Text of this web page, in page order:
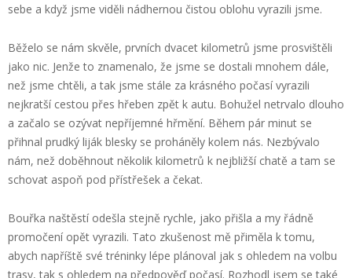
sebe a když jsme viděli nádhernou čistou oblohu vyrazili jsme.
Běželo se nám skvěle, prvních dvacet kilometrů jsme prosvištěli
jako nic. Jenže to znamenalo, že jsme se dostali mnohem dále,
než jsme chtěli, a tak jsme stále za krásného počasí vyrazili
nejkratší cestou přes hřeben zpět k autu. Bohužel netrvalo dlouho
a začalo se ozývat nepříjemné hřmění. Během pár minut se
přihnal prudký liják blesky se proháněly kolem nás. Nezbývalo
nám, než doběhnout několik kilometrů k nejbližší chatě a tam se
schovat aspoň pod přístřešek a čekat.
Bouřka naštěstí odešla stejně rychle, jako přišla a my řádně
promočení opět vyrazili. Tato zkušenost mě přiměla k tomu,
abych napříště své tréninky lépe plánoval jak s ohledem na volbu
trasy, tak s ohledem na předpověď počasí. Rozhodl jsem se také